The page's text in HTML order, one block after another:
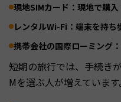
現地SIMカード：現地で購
レンタルWi-Fi：端末を持ち
携帯会社の国際ローミング
短期の旅行では、手続き
Mを選ぶ人が増えています